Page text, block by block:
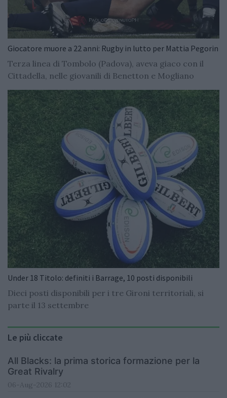
Giocatore muore a 22 anni: Rugby in lutto per Mattia Pegorin
Terza linea di Tombolo (Padova), aveva giaco con il
Cittadella, nelle giovanili di Benetton e Mogliano
Under 18 Titolo: definiti i Barrage, 10 posti disponibili
Dieci posti disponibili per i tre Gironi territoriali, si
parte il 13 settembre
Le più cliccate
All Blacks: la prima storica formazione per la
Great Rivalry
06-Aug-2026 12:02